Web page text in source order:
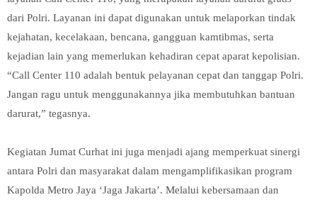
dari Polri. Layanan ini dapat digunakan untuk melaporkan tindak
kejahatan, kecelakaan, bencana, gangguan kamtibmas, serta
kejadian lain yang memerlukan kehadiran cepat aparat kepolisian.
“Call Center 110 adalah bentuk pelayanan cepat dan tanggap Polri.
Jangan ragu untuk menggunakannya jika membutuhkan bantuan
darurat,” tegasnya.
Kegiatan Jumat Curhat ini juga menjadi ajang memperkuat sinergi
antara Polri dan masyarakat dalam mengamplifikasikan program
Kapolda Metro Jaya ‘Jaga Jakarta’. Melalui kebersamaan dan